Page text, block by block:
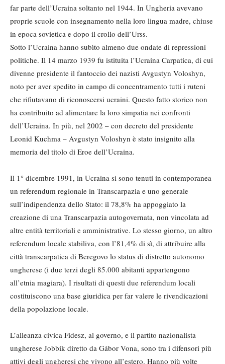
far parte dell’Ucraina soltanto nel 1944. In Ungheria avevano
proprie scuole con insegnamento nella loro lingua madre, chiuse
in epoca sovietica e dopo il crollo dell’Urss.
Sotto l’Ucraina hanno subìto almeno due ondate di repressioni
politiche. Il 14 marzo 1939 fu istituita l’Ucraina Carpatica, di cui
divenne presidente il fantoccio dei nazisti Avgustyn Voloshyn,
noto per aver spedito in campo di concentramento tutti i ruteni
che rifiutavano di riconoscersi ucraini. Questo fatto storico non
ha contribuito ad alimentare la loro simpatia nei confronti
dell’Ucraina. In più, nel 2002 – con decreto del presidente
Leonid Kuchma – Avgustyn Voloshyn è stato insignito alla
memoria del titolo di Eroe dell’Ucraina.
Il 1° dicembre 1991, in Ucraina si sono tenuti in contemporanea
un referendum regionale in Transcarpazia e uno generale
sull’indipendenza dello Stato: il 78,8% ha appoggiato la
creazione di una Transcarpazia autogovernata, non vincolata ad
altre entità territoriali e amministrative. Lo stesso giorno, un altro
referendum locale stabiliva, con l’81,4% di sì, di attribuire alla
città transcarpatica di Beregovo lo status di distretto autonomo
ungherese (i due terzi degli 85.000 abitanti appartengono
all’etnia magiara). I risultati di questi due referendum locali
costituiscono una base giuridica per far valere le rivendicazioni
della popolazione locale.
L’alleanza civica Fidesz, al governo, e il partito nazionalista
ungherese Jobbik diretto da Gábor Vona, sono tra i difensori più
attivi degli ungheresi che vivono all’estero. Hanno più volte